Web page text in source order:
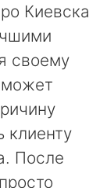
Киевска
своему
может
клиенту
После